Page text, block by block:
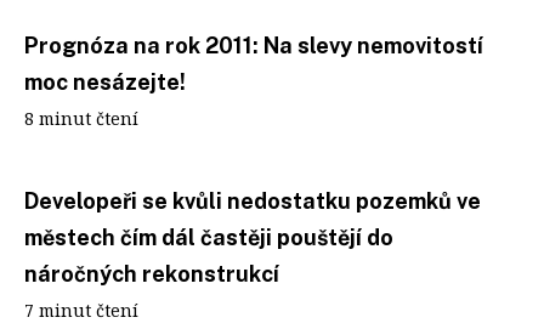
Prognóza na rok 2011: Na slevy nemovitostí
moc nesázejte!
8 minut čtení
Developeři se kvůli nedostatku pozemků ve
městech čím dál častěji pouštějí do
náročných rekonstrukcí
7 minut čtení